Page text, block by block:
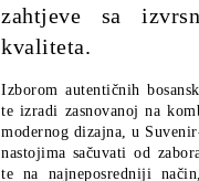
zahtjeve sa
kvaliteta.
Izborom autentičnih
te izradi zasnovanoj na
modernog dizajna, u
nastojima sačuvati od
te na najneposredniji